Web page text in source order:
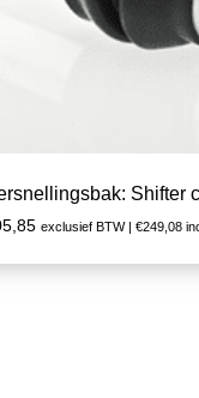
Shifter
exclusief BTW | €249,08